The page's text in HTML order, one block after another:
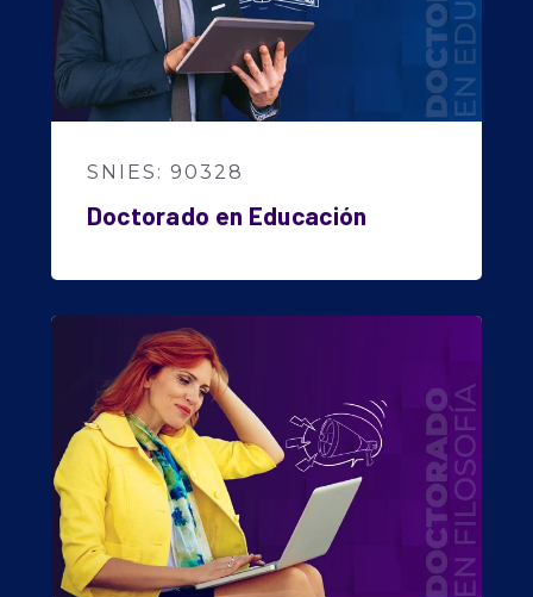
SNIES: 90328
Doctorado en Educación